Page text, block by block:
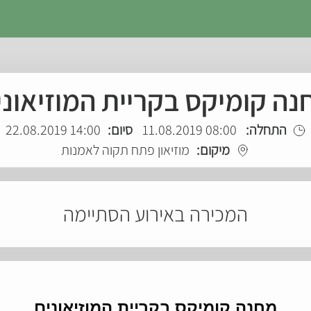
קומיקס בקריית
התחלה: 08:00 11.08.2019 סיום: 14:00 22.08.2019
מיקום: מוזיאון פתח תקוה לאמנות
המכירה באירוע הסתיימה
מחנה קומיקס בקריית המוזיאונים